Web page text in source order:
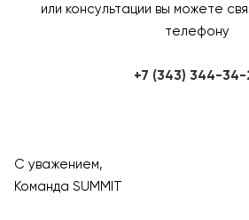
или консультации вы можете
телефону
+7 (343) 344-34-
С уважением,
Команда SUMMIT